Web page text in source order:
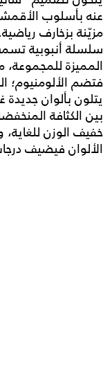
عنه بأسلوب
سلسلة أنبوبية
المميزة للمجموعة،
فتضم الألومنيوم؛
يتلون بألوان
بين الكثافة
خفيف الوزن
الألوان فيضيف